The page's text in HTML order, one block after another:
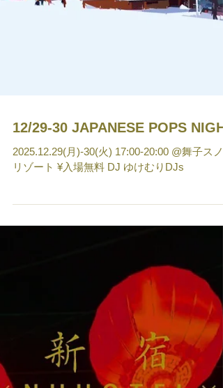
12/29-30 JAPANESE POPS
2025.12.29(月)-30(火) 17:00-20:00 @舞子スノ